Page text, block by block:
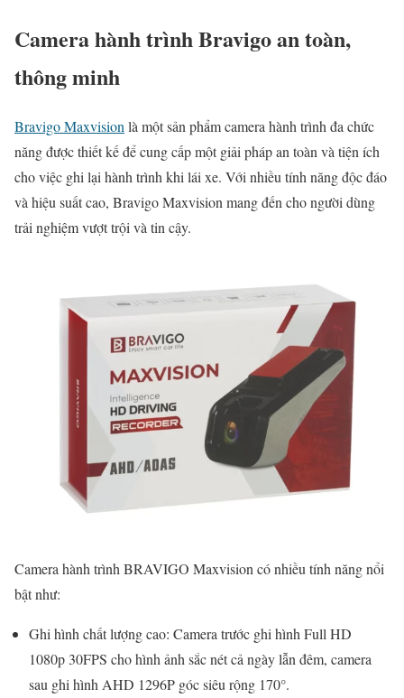
Camera hành trình Bravigo an toàn,
thông minh
Bravigo Maxvision là một sản phẩm camera hành trình đa chức
năng được thiết kế để cung cấp một giải pháp an toàn và tiện ích
cho việc ghi lại hành trình khi lái xe. Với nhiều tính năng độc đáo
và hiệu suất cao, Bravigo Maxvision mang đến cho người dùng
trải nghiệm vượt trội và tin cậy.
Camera hành trình BRAVIGO Maxvision có nhiều tính năng nổi
bật như:
Ghi hình chất lượng cao: Camera trước ghi hình Full HD
1080p 30FPS cho hình ảnh sắc nét cả ngày lẫn đêm, camera
sau ghi hình AHD 1296P góc siêu rộng 170°.